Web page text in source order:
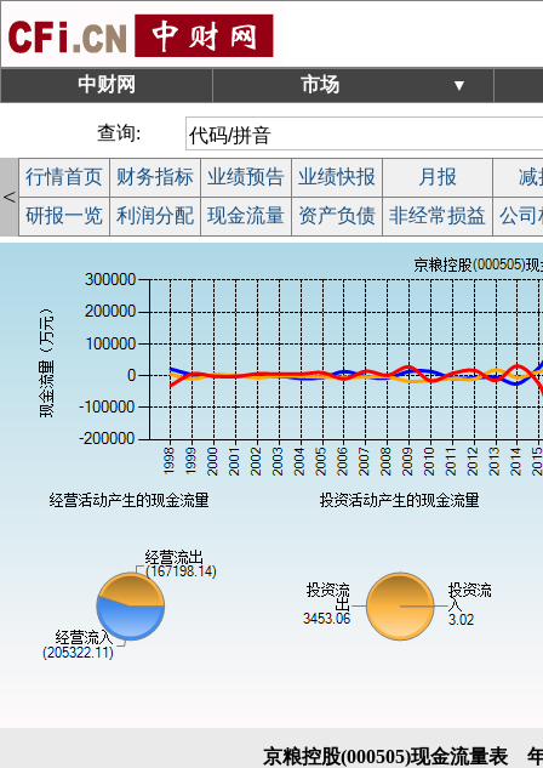
中财网 市场 ▼
查询:
<
行情首页 财务指标 业绩预告 业绩快报 月报
减
研报一览
利润分配 现金流量 资产负债 非经常损益 公司
京粮控股(000505)现金流量表